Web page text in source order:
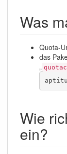
Was
Quota-
das
„
Wie
ein?